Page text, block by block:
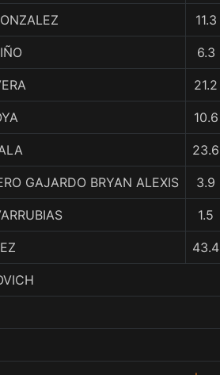
11.3
6.3
21.2
10.6
23.6
GAJARDO BRYAN ALEXIS 3.9
1.5
43.4